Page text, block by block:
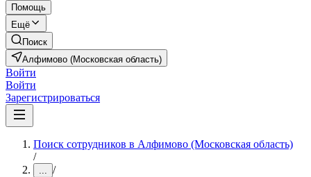
Помощь
Ещё
Поиск
Алфимово (Московская область)
Войти
Войти
Зарегистрироваться
Поиск сотрудников в Алфимово (Московская область)
/
... /